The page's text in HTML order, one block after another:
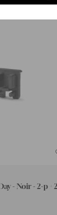
- Noir - 2-p +